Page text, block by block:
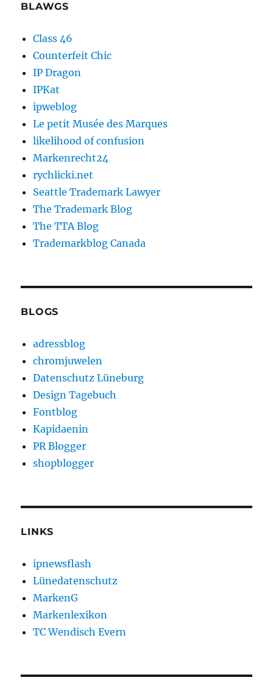
BLAWGS
Class 46
Counterfeit Chic
IP Dragon
IPKat
ipweblog
Le petit Musée des Marques
likelihood of confusion
Markenrecht24
rychlicki.net
Seattle Trademark Lawyer
The Trademark Blog
The TTA Blog
Trademarkblog Canada
BLOGS
adressblog
chromjuwelen
Datenschutz Lüneburg
Design Tagebuch
Fontblog
Kapidaenin
PR Blogger
shopblogger
LINKS
ipnewsflash
Lünedatenschutz
MarkenG
Markenlexikon
TC Wendisch Evern